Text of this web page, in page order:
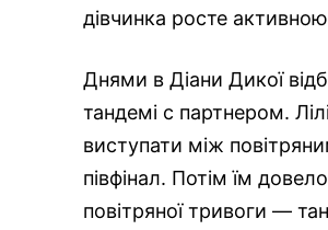
дівчинка росте
Днями в Діани Дикої
тандемі с партнером.
виступати між
півфінал. Потім їм
повітряної тривоги —